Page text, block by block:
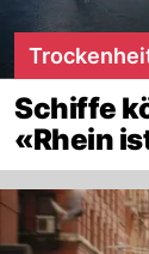
Schiffe
«Rhein